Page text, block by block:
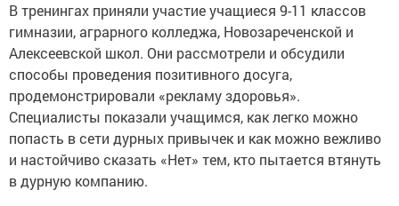
В тренингах приняли участие учащиеся 9-11 классов
гимназии, аграрного колледжа, Новозареченской и
Алексеевской школ. Они рассмотрели и обсудили
способы проведения позитивного досуга,
продемонстрировали «рекламу здоровья».
Специалисты показали учащимся, как легко можно
попасть в сети дурных привычек и как можно вежливо
и настойчиво сказать «Нет» тем, кто пытается втянуть
в дурную компанию.